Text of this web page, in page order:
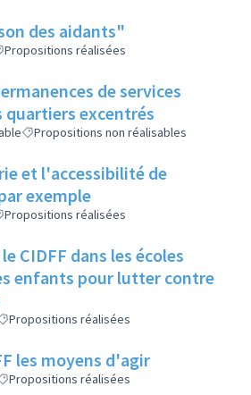
des aidants"
Propositions réalisées
de services
quartiers excentrés
Propositions non réalisables
et l'accessibilité de
exemple
Propositions réalisées
CIDFF dans les écoles
enfants pour lutter contre
Propositions réalisées
les moyens d'agir
Propositions réalisées